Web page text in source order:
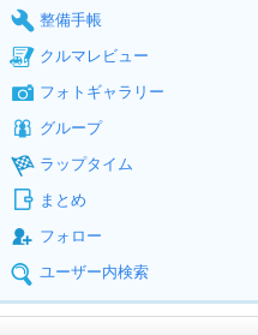
整備手帳
クルマレビュー
フォトギャラリー
グループ
ラップタイム
まとめ
フォロー
ユーザー内検索